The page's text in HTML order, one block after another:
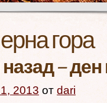
гора
–
2013 от dari